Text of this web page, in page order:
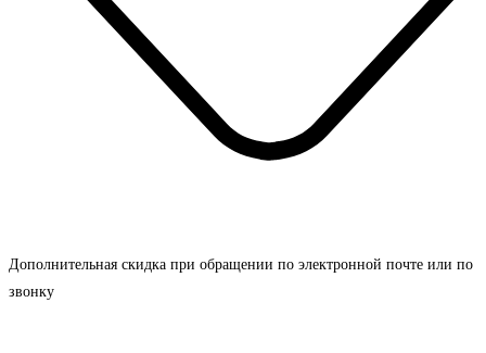
Дополнительная скидка при обращении по электронной почте или по
звонку